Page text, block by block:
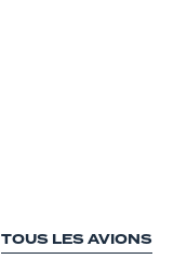
TOUS LES AVIONS